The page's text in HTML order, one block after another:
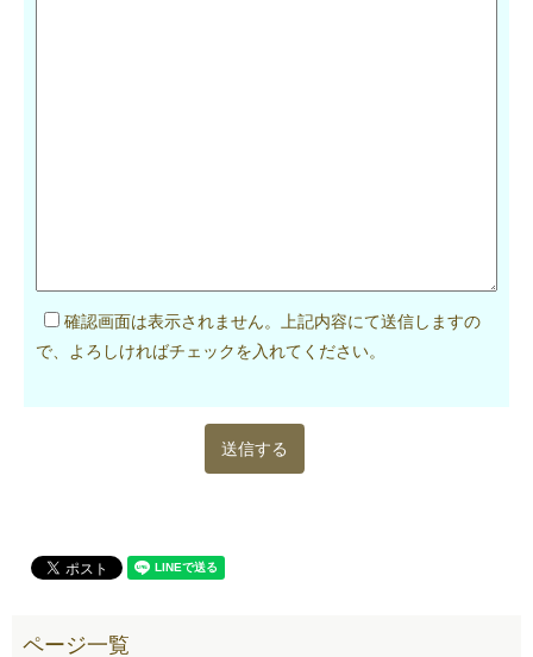
確認画面は表示されません。上記内容にて送信しますの
で、よろしければチェックを入れてください。